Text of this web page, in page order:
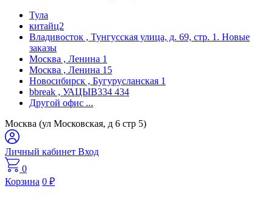
Тула
китайц2
Владивосток , Тунгусская улица, д. 69, стр. 1. Новые
заказы
Москва , Ленина 1
Москва , Ленина 15
Новосибирск , Бугурусланская 1
bbreak , УАЦЫВ334 434
Другой офис ...
Москва (ул Московская, д 6 стр 5)
Личный кабинет Вход
0
Корзина 0 ₽